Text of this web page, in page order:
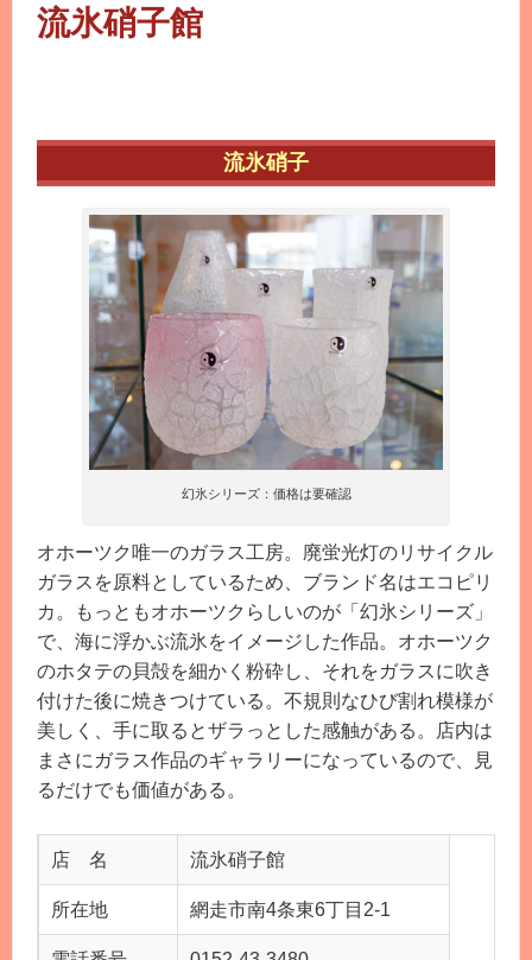
流氷硝子館
流氷硝子
幻氷シリーズ：価格は要確認
オホーツク唯一のガラス工房。廃蛍光灯のリサイクル
ガラスを原料としているため、ブランド名はエコピリ
カ。もっともオホーツクらしいのが「幻氷シリーズ」
で、海に浮かぶ流氷をイメージした作品。オホーツク
のホタテの貝殻を細かく粉砕し、それをガラスに吹き
付けた後に焼きつけている。不規則なひび割れ模様が
美しく、手に取るとザラっとした感触がある。店内は
まさにガラス作品のギャラリーになっているので、見
るだけでも価値がある。
店 名 流氷硝子館
所在地 網走市南4条東6丁目2-1